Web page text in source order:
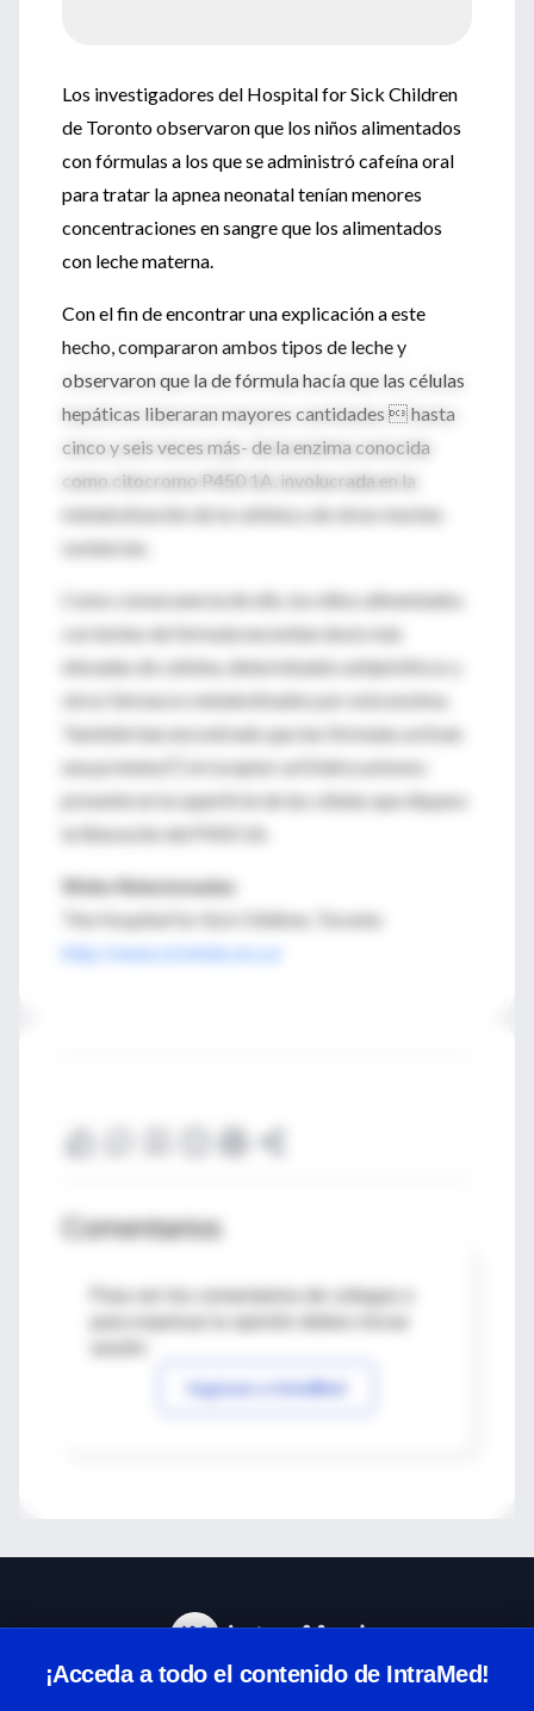
Los investigadores del Hospital for Sick Children
de Toronto observaron que los niños alimentados
con fórmulas a los que se administró cafeína oral
para tratar la apnea neonatal tenían menores
concentraciones en sangre que los alimentados
con leche materna.
Con el fin de encontrar una explicación a este
hecho, compararon ambos tipos de leche y
observaron que la de fórmula hacía que las células
hepáticas liberaran mayores cantidades  hasta
cinco y seis veces más- de la enzima conocida
como citocromo P450 1A, involucrada en la
metabolización de la cafeína y de otras muchas
sustancias.
Como consecuencia de ello, los niños alimentados
con leches de fórmula necesitan dosis más
elevadas de cafeína, determinados antipiréticos y
otros fármacos metabolizados por esta enzima.
También han encontrado que las fórmulas activan
una proteína  el receptor aril hidrocarbono-
presente en la superficie de las células que dispara
la liberación del P450 1A.
Webs Relacionadas
The Hospital for Sick Children, Toronto
http://www.sickkids.on.ca/
Comentarios
Para ver los comentarios de colegas o
Ingresar a IntraMed
¡Acceda a todo el contenido de IntraMed!